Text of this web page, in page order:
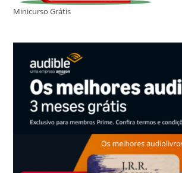
Minicurso Grátis